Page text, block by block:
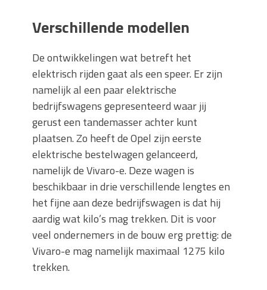
Verschillende modellen
De ontwikkelingen wat betreft het
elektrisch rijden gaat als een speer. Er zijn
namelijk al een paar elektrische
bedrijfswagens gepresenteerd waar jij
gerust een tandemasser achter kunt
plaatsen. Zo heeft de Opel zijn eerste
elektrische bestelwagen gelanceerd,
namelijk de Vivaro-e. Deze wagen is
beschikbaar in drie verschillende lengtes en
het fijne aan deze bedrijfswagen is dat hij
aardig wat kilo’s mag trekken. Dit is voor
veel ondernemers in de bouw erg prettig: de
Vivaro-e mag namelijk maximaal 1275 kilo
trekken.